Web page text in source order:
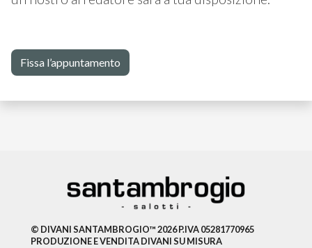
Fissa l’appuntamento
© DIVANI SANTAMBROGIO™ 2026 P.IVA 05281770965
PRODUZIONE E VENDITA DIVANI SU MISURA